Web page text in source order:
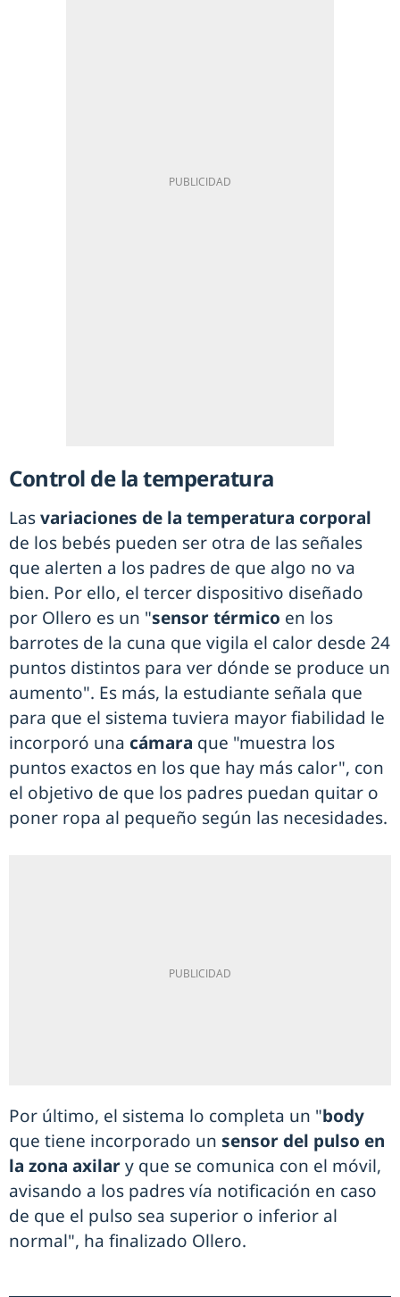
Control de la temperatura
Lasvariaciones de la temperatura corporal
de los bebés pueden ser otra de las señales
que alerten a los padres de que algo no va
bien. Por ello, el tercer dispositivo diseñado
por Ollero es un "sensor térmico en los
barrotes de la cuna que vigila el calor desde 24
puntos distintos para ver dónde se produce un
aumento". Es más, la estudiante señala que
para que el sistema tuviera mayor fiabilidad le
incorporó una cámara que "muestra los
puntos exactos en los que hay más calor", con
el objetivo de que los padres puedan quitar o
poner ropa al pequeño según las necesidades.
Por último, el sistema lo completa un "body
que tiene incorporado un sensor del pulso en
la zona axilary que se comunica con el móvil,
avisando a los padres vía notificación en caso
de que el pulso sea superior o inferior al
normal", ha finalizado Ollero.